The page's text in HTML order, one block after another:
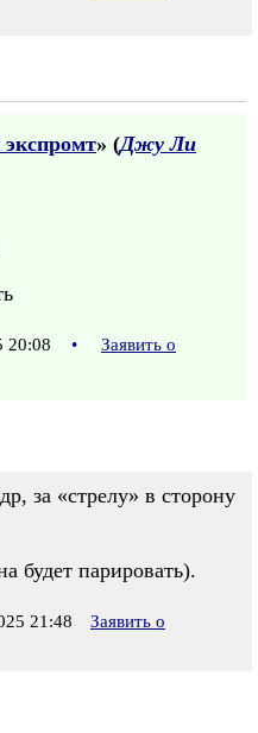
» (Джу Ли
20:08 •
Заявить о
за «стрелу» в сторону
будет парировать).
21:48
Заявить о